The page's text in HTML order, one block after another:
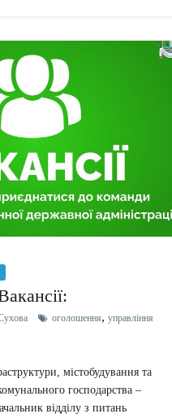
оголошення, управління
містобудування та
господарства –
відділу з питань